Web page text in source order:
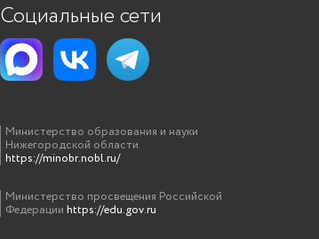
Социальные сети
Министерство образования и науки
Нижегородской области
https://minobr.nobl.ru/
Министерство просвещения Российской
Федерации https://edu.gov.ru